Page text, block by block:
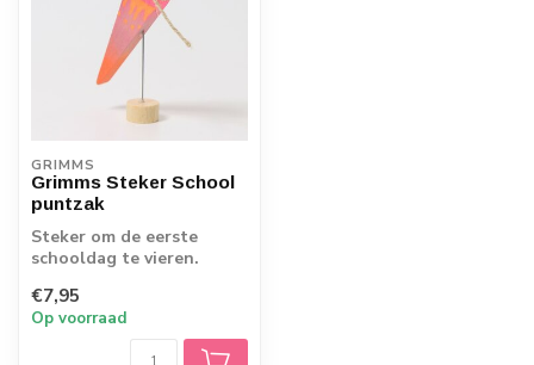
GRIMMS
Grimms Steker School
puntzak
Steker om de eerste
schooldag te vieren.
€7,95
Op voorraad